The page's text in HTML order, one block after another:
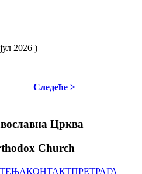
2026 )
Следеће >
Црква
Church
КОНТАКТПРЕТРАГА